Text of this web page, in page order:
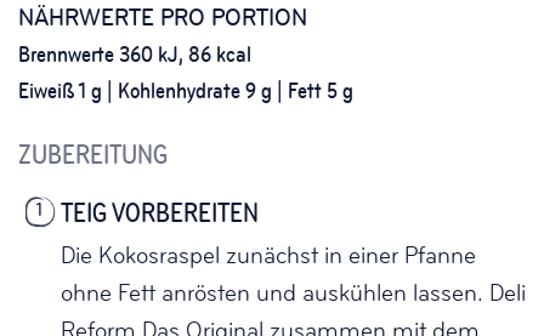
NÄHRWERTE PRO PORTION
Brennwerte 360 kJ, 86 kcal
Eiweiß 1 g | Kohlenhydrate 9 g | Fett 5 g
ZUBEREITUNG
1 TEIG VORBEREITEN
Die Kokosraspel zunächst in einer Pfanne
ohne Fett anrösten und auskühlen lassen. Deli